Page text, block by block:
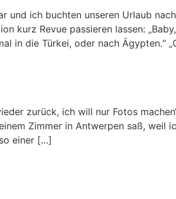
und ich buchten unseren Urlaub
kurz Revue passieren lassen:
in die Türkei, oder nach Ägypten.“
zurück, ich will nur Fotos
Zimmer in Antwerpen saß, weil
einer […]